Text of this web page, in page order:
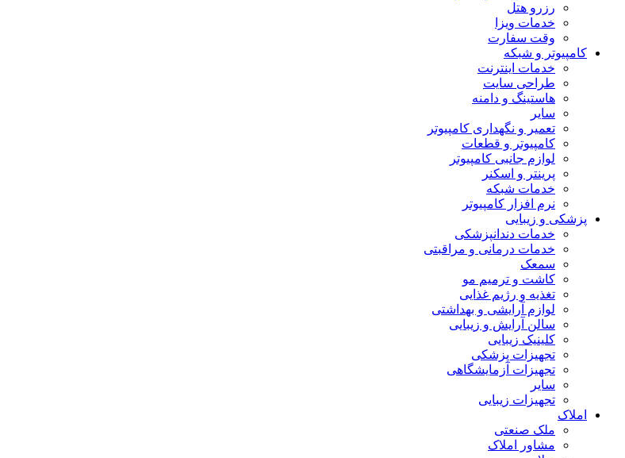
رزرو هتل
خدمات ویزا
وقت سفارت
کامپیوتر و شبکه
خدمات اینترنت
طراحی سایت
هاستینگ و دامنه
سایر
تعمیر و نگهداری کامپیوتر
کامپیوتر و قطعات
لوازم جانبی کامپیوتر
پرینتر و اسکنر
خدمات شبکه
نرم افزار کامپیوتر
پزشکی و زیبایی
خدمات دندانپزشکی
خدمات درمانی و مراقبتی
سمعک
کاشت و ترمیم مو
تغذیه و رژیم غذایی
لوازم آرایشی و بهداشتی
سالن آرایش و زیبایی
کلینیک زیبایی
تجهیزات پزشکی
تجهیزات آزمایشگاهی
سایر
تجهیزات زیبایی
املاک
ملک صنعتی
مشاور املاک